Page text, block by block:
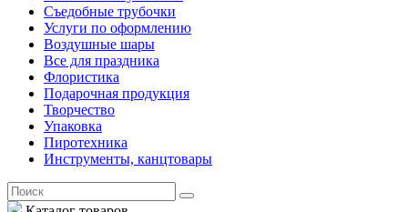
Съедобные трубочки
Услуги по оформлению
Воздушные шары
Все для праздника
Флористика
Подарочная продукция
Творчество
Упаковка
Пиротехника
Инструменты, канцтовары